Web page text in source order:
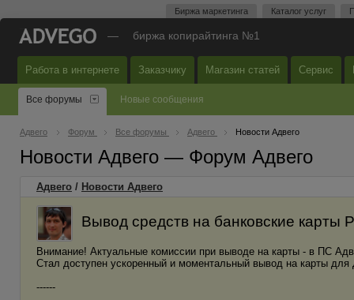
Биржа маркетинга Каталог услуг
— биржа копирайтинга №1
Работа в интернете Заказчику Магазин статей Сервис
Все форумы Новые сообщения
Адвего Форум Все форумы Адвего Новости Адвего
Новости Адвего — Форум Адвего
Адвего / Новости Адвего
Вывод средств на банковские карты
Внимание! Актуальные комиссии при выводе на карты - в ПС
Стал доступен ускоренный и моментальный вывод на карты
------